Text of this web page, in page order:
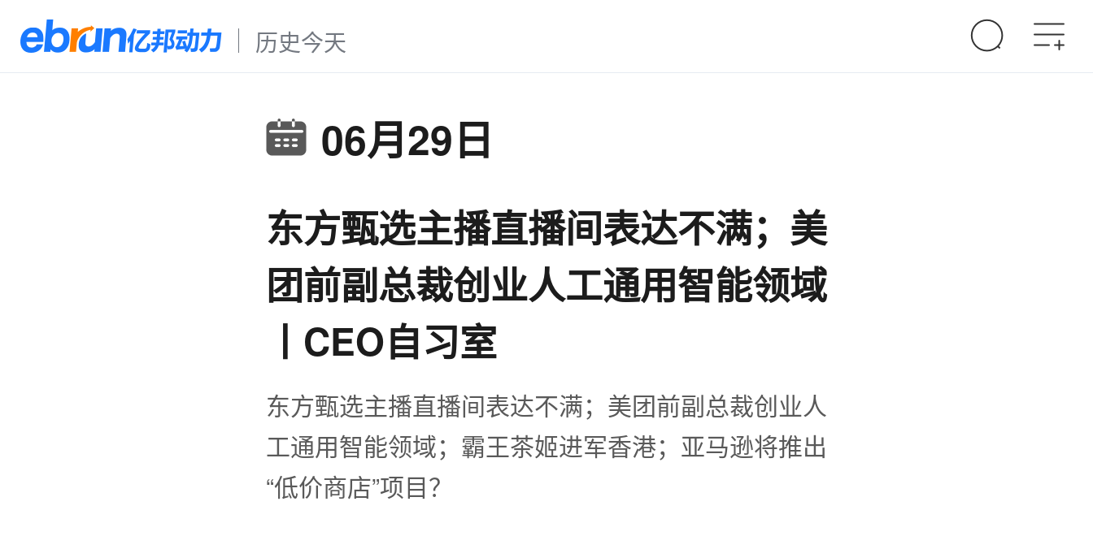
历史今天
06月29日
东方甄选主播直播间表达不满；美
团前副总裁创业人工通用智能领域
丨CEO自习室
东方甄选主播直播间表达不满；美团前副总裁创业人
工通用智能领域；霸王茶姬进军香港；亚马逊将推出
“低价商店”项目？